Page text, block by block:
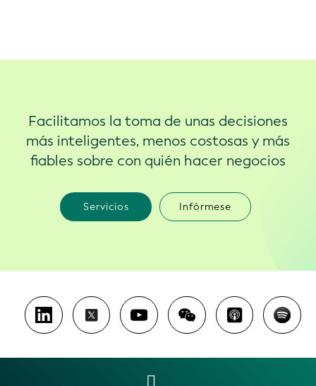
Facilitamos la toma de unas decisiones
más inteligentes, menos costosas y más
fiables sobre con quién hacer negocios
Servicios Infórmese